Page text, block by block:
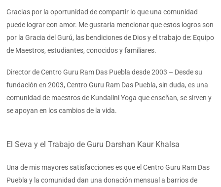
Gracias por la oportunidad de compartir lo que una comunidad
puede lograr con amor. Me gustaría mencionar que estos logros son
por la Gracia del Gurú, las bendiciones de Dios y el trabajo de: Equipo
de Maestros, estudiantes, conocidos y familiares.
Director de Centro Guru Ram Das Puebla desde 2003 – Desde su
fundación en 2003, Centro Guru Ram Das Puebla, sin duda, es una
comunidad de maestros de Kundalini Yoga que enseñan, se sirven y
se apoyan en los cambios de la vida.
El Seva y el Trabajo de Guru Darshan Kaur Khalsa
Una de mis mayores satisfacciones es que el Centro Guru Ram Das
Puebla y la comunidad dan una donación mensual a barrios de